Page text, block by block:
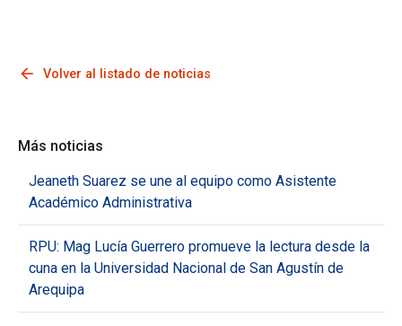
arrow_back Volver al listado de noticias
Más noticias
Jeaneth Suarez se une al equipo como Asistente
Académico Administrativa
RPU: Mag Lucía Guerrero promueve la lectura desde la
cuna en la Universidad Nacional de San Agustín de
Arequipa